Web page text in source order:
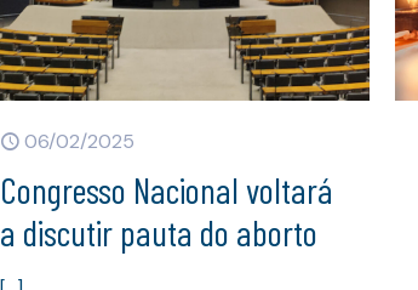
06/02/2025
Congresso Nacional voltará
a discutir pauta do aborto